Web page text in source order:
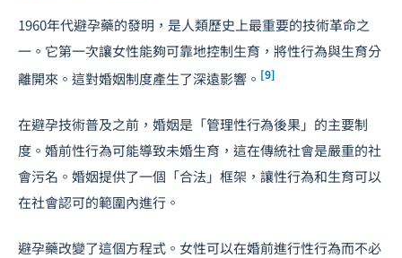
1960年代避孕藥的發明，是人類歷史上最重要的技術革命之
一。它第一次讓女性能夠可靠地控制生育，將性行為與生育分
離開來。這對婚姻制度產生了深遠影響。 [9]
在避孕技術普及之前，婚姻是「管理性行為後果」的主要制
度。婚前性行為可能導致未婚生育，這在傳統社會是嚴重的社
會污名。婚姻提供了一個「合法」框架，讓性行為和生育可以
在社會認可的範圍內進行。
避孕藥改變了這個方程式。女性可以在婚前進行性行為而不必